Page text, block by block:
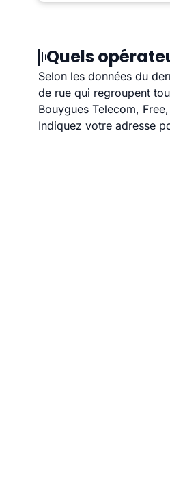
Quels
Selon les données du
de rue qui regroupent
Bouygues Telecom,
Indiquez votre adresse